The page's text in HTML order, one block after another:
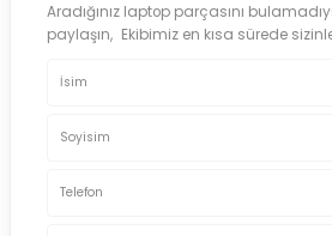
Aradığınız laptop parçasını
paylaşın, Ekibimiz en kısa sürede